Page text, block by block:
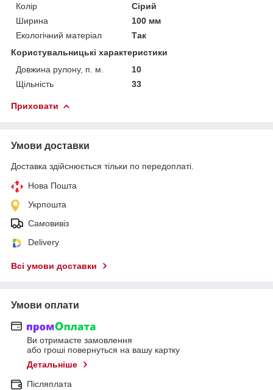
Колір
Сірий
Ширина
100 мм
Екологічний матеріал
Так
Користувальницькі характеристики
Довжина рулону, п. м.
10
Щільність
33
Приховати
Умови доставки
Доставка здійснюється тільки по передоплаті.
Нова Пошта
Укрпошта
Самовивіз
Delivery
Всі умови доставки
Умови оплати
Ви отримаєте замовлення
або гроші повернуться на вашу картку
Детальніше
Післяплата